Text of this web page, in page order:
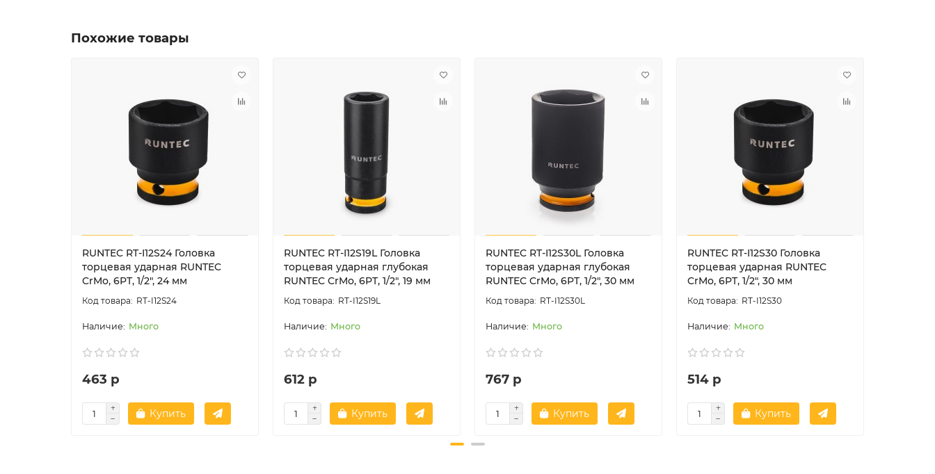
Похожие товары
RUNTEC RT-I12S24 Головка
торцевая ударная RUNTEC
CrMo, 6PT, 1/2", 24 мм
RT-I12S24
Много
463 р
Купить
RUNTEC RT-I12S19L Головка
торцевая ударная глубокая
RUNTEC CrMo, 6PT, 1/2", 19 мм
RT-I12S19L
Много
612 р
Купить
RUNTEC RT-I12S30L Головка
торцевая ударная глубокая
RUNTEC CrMo, 6PT, 1/2", 30 мм
RT-I12S30L
Много
767 р
Купить
RUNTEC RT-I12S30 Головка
торцевая ударная RUNTEC
CrMo, 6PT, 1/2", 30 мм
RT-I12S30
Много
514 р
Купить